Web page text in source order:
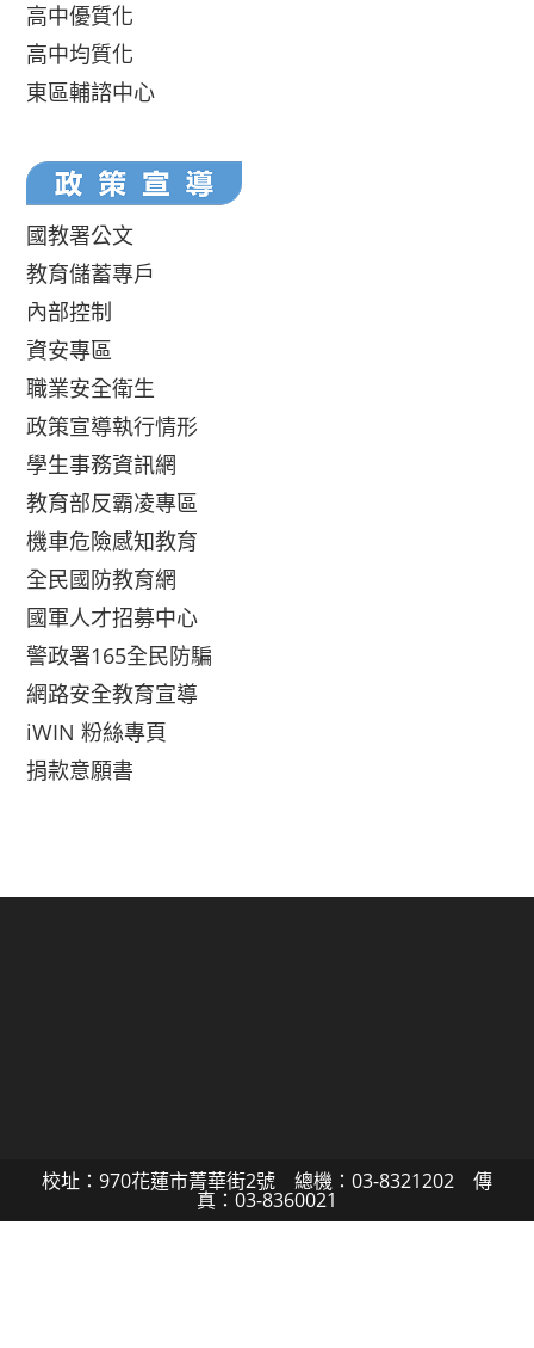
高中優質化
高中均質化
東區輔諮中心
國教署公文
教育儲蓄專戶
內部控制
資安專區
職業安全衛生
政策宣導執行情形
學生事務資訊網
教育部反霸凌專區
機車危險感知教育
全民國防教育網
國軍人才招募中心
警政署165全民防騙
網路安全教育宣導
iWIN 粉絲專頁
捐款意願書
校址：970花蓮市菁華街2號 總機：03-8321202 傳
真：03-8360021